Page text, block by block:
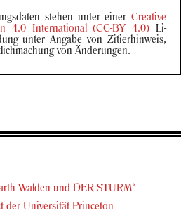
ste­hen unter einer Crea­ti­ve
4.0 In­ter­na­tio­nal (CC-BY 4.0) Li­
unter An­ga­be von Zi­tier­hin­weis,
von Än­de­run­gen.
Wal­den und DER STURM“
der Uni­ver­si­tät Prince­ton